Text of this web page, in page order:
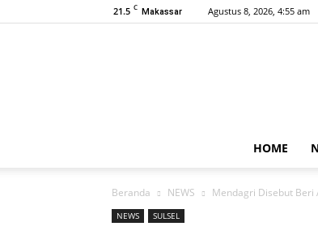
21.5 C Makassar Agustus 8, 2026, 4:55 am
HOME
Beranda NEWS Mendagri Disebut Beri
NEWS SULSEL